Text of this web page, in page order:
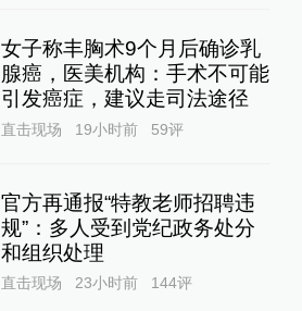
女子称丰胸术9个月后确诊乳
腺癌，医美机构：手术不可能
引发癌症，建议走司法途径
直击现场 19小时前 59评
官方再通报“特教老师招聘违
规”：多人受到党纪政务处分
和组织处理
直击现场 23小时前 144评